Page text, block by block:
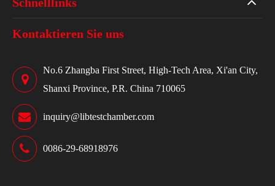
Kontaktieren Sie uns
No.6 Zhangba First Street, High-Tech Area, Xi'an City,
Shanxi Province, P.R. China 710065
inquiry@libtestchamber.com
0086-29-68918976